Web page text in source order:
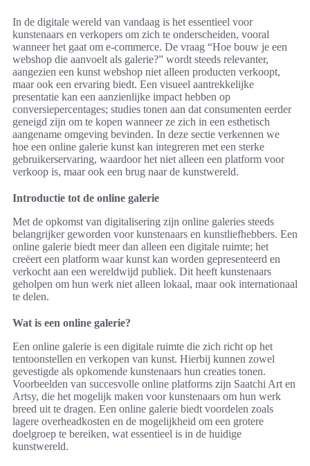
In de digitale wereld van vandaag is het essentieel voor
kunstenaars en verkopers om zich te onderscheiden, vooral
wanneer het gaat om e-commerce. De vraag “Hoe bouw je een
webshop die aanvoelt als galerie?” wordt steeds relevanter,
aangezien een kunst webshop niet alleen producten verkoopt,
maar ook een ervaring biedt. Een visueel aantrekkelijke
presentatie kan een aanzienlijke impact hebben op
conversiepercentages; studies tonen aan dat consumenten eerder
geneigd zijn om te kopen wanneer ze zich in een esthetisch
aangename omgeving bevinden. In deze sectie verkennen we
hoe een online galerie kunst kan integreren met een sterke
gebruikerservaring, waardoor het niet alleen een platform voor
verkoop is, maar ook een brug naar de kunstwereld.
Introductie tot de online galerie
Met de opkomst van digitalisering zijn online galeries steeds
belangrijker geworden voor kunstenaars en kunstliefhebbers. Een
online galerie biedt meer dan alleen een digitale ruimte; het
creëert een platform waar kunst kan worden gepresenteerd en
verkocht aan een wereldwijd publiek. Dit heeft kunstenaars
geholpen om hun werk niet alleen lokaal, maar ook internationaal
te delen.
Wat is een online galerie?
Een online galerie is een digitale ruimte die zich richt op het
tentoonstellen en verkopen van kunst. Hierbij kunnen zowel
gevestigde als opkomende kunstenaars hun creaties tonen.
Voorbeelden van succesvolle online platforms zijn Saatchi Art en
Artsy, die het mogelijk maken voor kunstenaars om hun werk
breed uit te dragen. Een online galerie biedt voordelen zoals
lagere overheadkosten en de mogelijkheid om een grotere
doelgroep te bereiken, wat essentieel is in de huidige
kunstwereld.